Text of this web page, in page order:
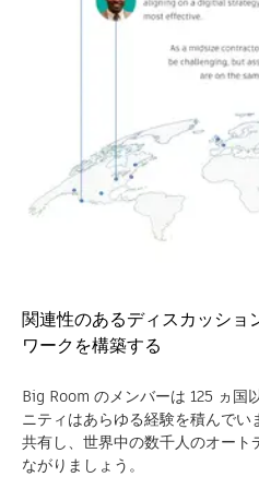
関連性のあるディスカッショ
ワークを構築する
Big Room のメンバーは 125 ヵ国
ニティはあらゆる経験を積んで
共有し、世界中の数千人のオー
ながりましょう。